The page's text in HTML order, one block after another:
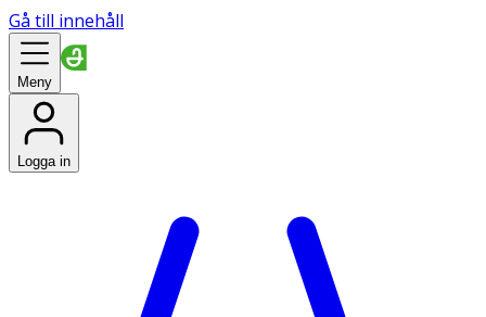
Gå till innehåll
Meny
Logga in